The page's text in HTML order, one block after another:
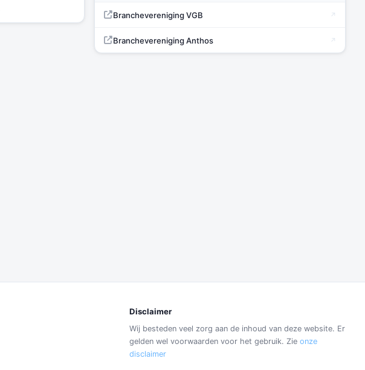
Branchevereniging VGB
Branchevereniging Anthos
Disclaimer
Wij besteden veel zorg aan de inhoud van deze website. Er
gelden wel voorwaarden voor het gebruik. Zieonze
disclaimer